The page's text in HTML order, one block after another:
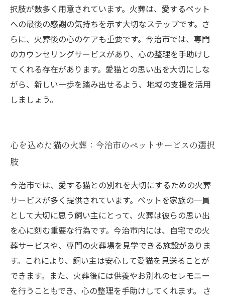
択肢が数多く用意されています。火葬は、愛するペット
への最後の感謝の気持ちを示す大切なステップです。さ
らに、火葬後の心のケアも重要です。今治市では、専門
のカウンセリングサービスがあり、心の整理を手助けし
てくれる存在があります。愛猫との思い出を大切にしな
がら、新しい一歩を踏み出せるよう、地域の支援を活用
しましょう。
心を込めた猫の火葬：今治市のペットサービスの選択
肢
今治市では、愛する猫との別れを大切にするための火葬
サービスが多く提供されています。ペットを家族の一員
として大切に思う飼い主にとって、火葬は彼らの思い出
を心に刻む重要な行為です。今治市内には、自宅での火
葬サービスや、専門の火葬場を見学できる施設がありま
す。これにより、飼い主は安心して愛猫を見送ることが
できます。また、火葬後には供養やお別れのセレモニー
を行うこともでき、心の整理を手助けしてくれます。 さ